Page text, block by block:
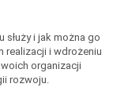
służy i jak można go
realizacji i wdrożeniu
organizacji
rozwoju.